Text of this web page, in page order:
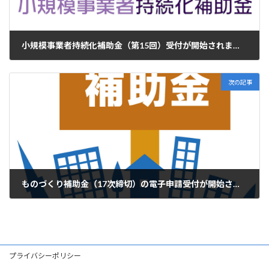
小規模事業者持続化補助金（第15回）受付が開始されました
次の記事
ものづくり補助金（17次締切）の電子申請受付が開始されました
プライバシーポリシー